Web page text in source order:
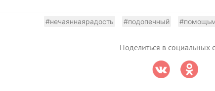
#нечаяннаярадость #подопечный
Поделиться в социальных